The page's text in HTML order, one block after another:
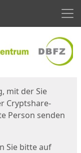
mit der Sie
Cryptshare-
Person senden
Sie bitte auf